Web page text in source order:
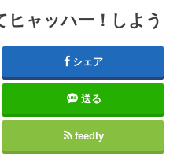
ヒャッハー！しよう
シェア
送る
feedly